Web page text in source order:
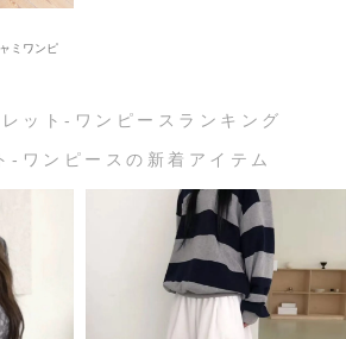
ミワンピ
ット-ワンピースランキング
-ワンピースの新着アイテム